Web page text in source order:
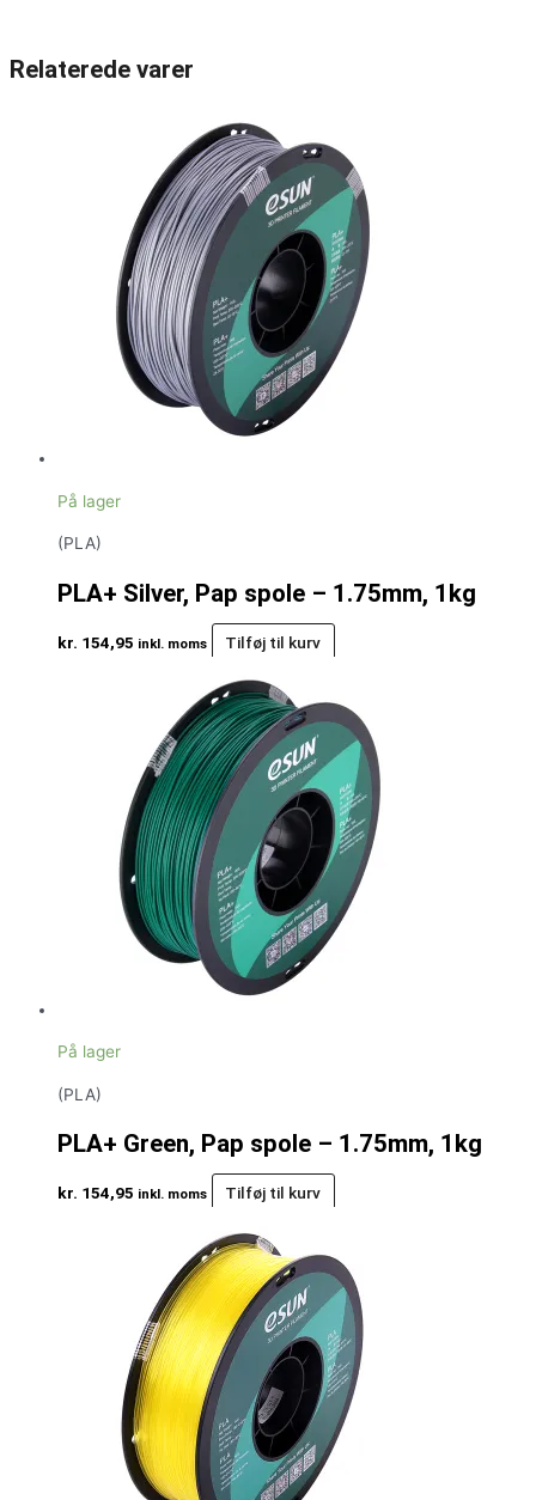
Relaterede varer
På lager
(PLA)
PLA+ Silver, Pap spole – 1.75mm, 1kg
kr. 154,95 inkl. moms Tilføj til kurv
På lager
(PLA)
PLA+ Green, Pap spole – 1.75mm, 1kg
kr. 154,95 inkl. moms Tilføj til kurv